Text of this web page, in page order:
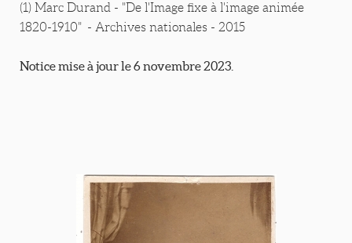
(1) Marc Durand - "De l'Image fixe à l'image animée
1820-1910" - Archives nationales - 2015
Notice mise à jour le 6 novembre 2023.